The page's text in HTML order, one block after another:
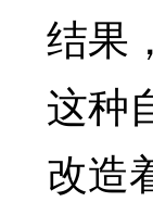
结果
这种
改造